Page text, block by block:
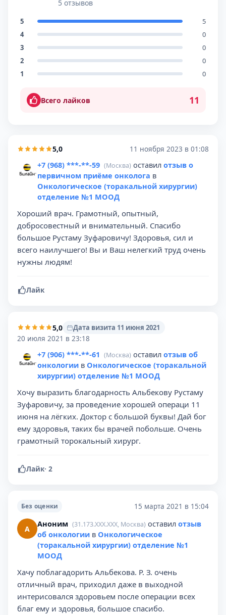
5 отзывов
5
5
4
0
3
0
2
0
1
0
Всего лайков 11
5,0 11 ноября 2023 в 01:08
+7 (968) ***-**-59 (Москва) оставил отзыв о
первичном приёме онколога в
Онкологическое (торакальной хирургии)
отделение №1 МООД
Хороший врач. Грамотный, опытный,
добросовестный и внимательный. Спасибо
большое Рустаму Зуфаровичу! Здоровья, сил и
всего наилучшего! Вы и Ваш нелегкий труд очень
нужны людям!
Лайк
5,0
Дата визита 11 июня 2021
20 июля 2021 в 23:18
+7 (906) ***-**-61 (Москва) оставил отзыв об
онкологии в Онкологическое (торакальной
хирургии) отделение №1 МООД
Хочу выразить благодарность Альбекову Рустаму
Зуфаровичу, за проведение хорошей операци 11
июня на лёгких. Доктор с большой буквы! Дай бог
ему здоровья, таких бы врачей побольше. Очень
грамотный торокальный хирург.
Лайк· 2
Без оценки 15 марта 2021 в 15:04
А Аноним (31.173.XXX.XXX, Москва) оставил отзыв
об онкологии в Онкологическое
(торакальной хирургии) отделение №1
МООД
Хачу поблагадорить Альбекова. Р. З. очень
отличный врач, приходил даже в выходной
интерисовался здоровьем после операции всех
благ ему и здоровья, большое спасибо.